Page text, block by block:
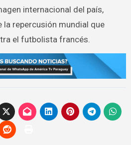
internacional del país,
la repercusión mundial que
el futbolista francés.